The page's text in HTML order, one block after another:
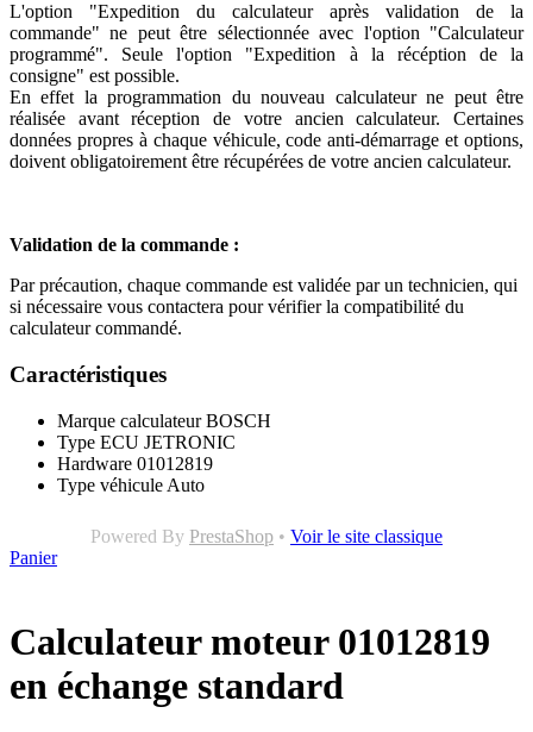
L'option "Expedition du calculateur après validation de la
commande" ne peut être sélectionnée avec l'option "Calculateur
programmé". Seule l'option "Expedition à la récéption de la
consigne" est possible.
En effet la programmation du nouveau calculateur ne peut être
réalisée avant réception de votre ancien calculateur. Certaines
données propres à chaque véhicule, code anti-démarrage et options,
doivent obligatoirement être récupérées de votre ancien calculateur.
Validation de la commande :
Par précaution, chaque commande est validée par un technicien, qui
si nécessaire vous contactera pour vérifier la compatibilité du
calculateur commandé.
Caractéristiques
Marque calculateur BOSCH
Type ECU JETRONIC
Hardware 01012819
Type véhicule Auto
Powered By PrestaShop • Voir le site classique
Panier
Calculateur moteur 01012819
en échange standard